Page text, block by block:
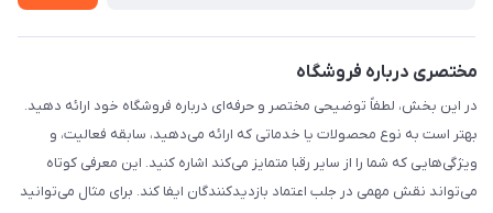
مختصری درباره فروشگاه
در این بخش، لطفاً توضیحی مختصر و حرفه‌ای درباره فروشگاه خود ارائه دهید.
بهتر است به نوع محصولات یا خدماتی که ارائه می‌دهید، سابقه فعالیت، و
ویژگی‌هایی که شما را از سایر رقبا متمایز می‌کند اشاره کنید. این معرفی کوتاه
می‌تواند نقش مهمی در جلب اعتماد بازدیدکنندگان ایفا کند. برای مثال می‌توانید